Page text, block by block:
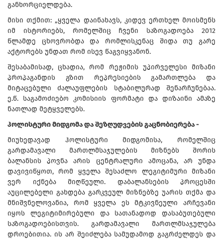
განხორციელდება.
მისი თქმით: „ყველა დაინახავს, კიდევ ერთხელ მოისმენს
იმ ისტორიებს, რომელშიც ჩვენი საზოგადოება 2012
წლამდე ცხოვრობდა და რომლისკენაც შიდა თუ გარე
აქტორებს უნდათ რომ ისევ წაგვიყვანონ.
შესაბამისად, ცხადია, რომ რეჟიმის უპირველესი მიზანი
პროპაგანდის გზით რეპრესიების გამართლება და
მიტაცებული ძალაუფლების სტაბილურად შენარჩუნებაა.
ე.წ. საგამოძიებო კომისიის ფორმატი და დიზაინი ამაზე
ნათლად მეტყველებს.
ჰოლისტური მიდგომა და შეზღუდვების გაცნობიერება -
მიუხედავად ჰოლისტური მიდგომისა, რომელშიც
გარდამავალი მართლმსაჯულების მიზნებს შორის
ბალანსის პოვნა არის ცენტრალური ამოცანა, არ უნდა
დავივიწყოთ, რომ ყველა შესაძლო ლეგიტიმური მიზანი
ვერ იქნება მიღწეული. დაბალანსების პროცესში
აუცილებელი გახდება გარკვეულ მიზნებზე უარის თქმა და
მნიშვნელოვანია, რომ ყველა ეს მტკივნეული არჩევანი
იყოს ლეგიტიმირებული და სათანადოდ დასაბუთებული
საზოგადოებისთვის. გარდამავალი მართლმსაჯულება
დროებითია. ის არ შეიძლება სამუდამოდ გაგრძელდეს და